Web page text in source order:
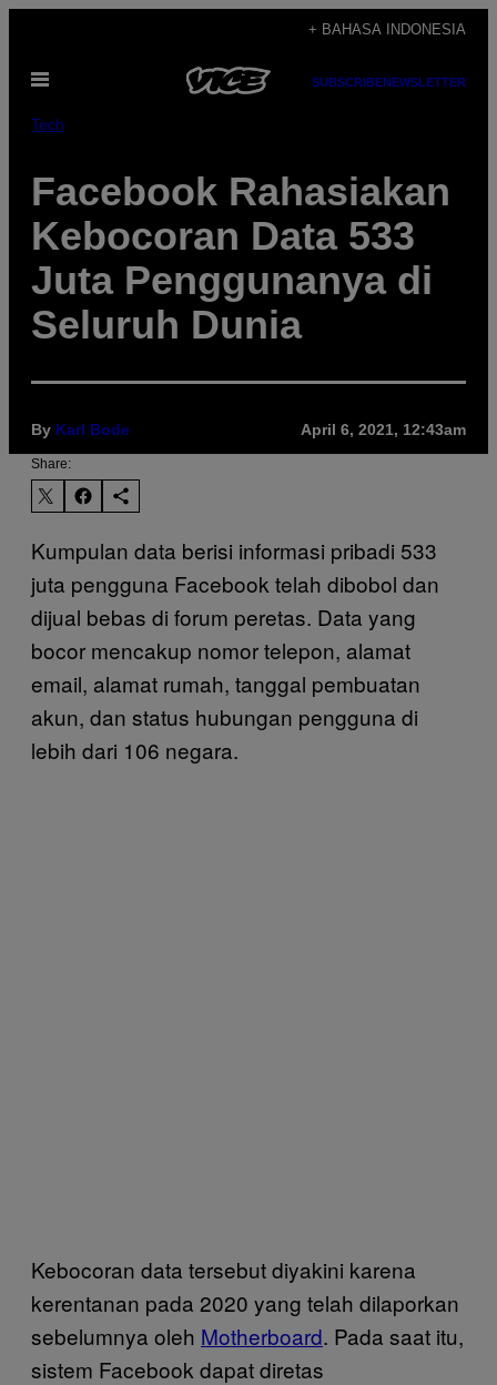
content
+ BAHASA INDONESIA
Open
SUBSCRIBENEWSLETTER
Tech
Facebook Rahasiakan
Kebocoran Data 533
Juta Penggunanya di
Seluruh Dunia
By Karl Bode April 6, 2021, 12:43am
Share:
Kumpulan data berisi informasi pribadi 533
juta pengguna Facebook telah dibobol dan
dijual bebas di forum peretas. Data yang
bocor mencakup nomor telepon, alamat
email, alamat rumah, tanggal pembuatan
akun, dan status hubungan pengguna di
lebih dari 106 negara.
Kebocoran data tersebut diyakini karena
kerentanan pada 2020 yang telah dilaporkan
sebelumnya oleh Motherboard. Pada saat itu,
sistem Facebook dapat diretas